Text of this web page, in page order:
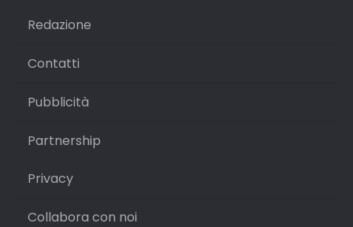
Redazione
Contatti
Pubblicità
Partnership
Privacy
Collabora con noi